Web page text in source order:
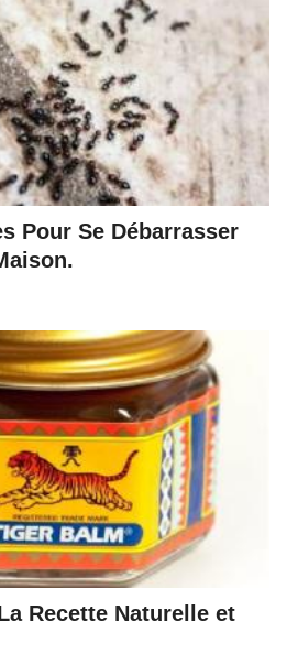
Pour Se Débarrasser
Recette Naturelle et